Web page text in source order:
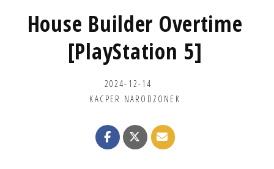
House Builder Overtime
[PlayStation 5]
2024-12-14
KACPER NARODZONEK